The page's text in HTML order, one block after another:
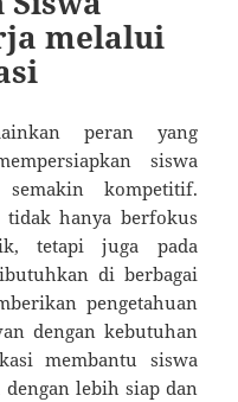
melalui
peran yang
siswa
kompetitif.
hanya berfokus
tetapi juga pada
di berbagai
pengetahuan
dengan kebutuhan
membantu siswa
lebih siap dan